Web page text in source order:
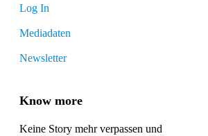
Log In
Mediadaten
Newsletter
Know more
Keine Story mehr verpassen und